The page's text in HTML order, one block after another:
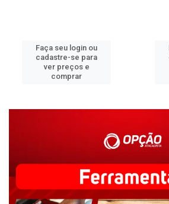
Faça seu login ou
cadastre-se para
ver preços e
comprar